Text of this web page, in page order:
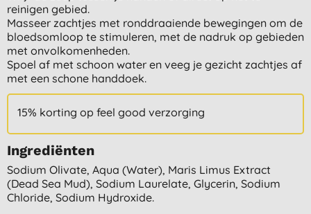
reinigen gebied.
Masseer zachtjes met ronddraaiende bewegingen om de
bloedsomloop te stimuleren, met de nadruk op gebieden
met onvolkomenheden.
Spoel af met schoon water en veeg je gezicht zachtjes af
met een schone handdoek.
15% korting op feel good verzorging
Ingrediënten
Sodium Olivate, Aqua (water), Maris Limus Extract
(dead Sea Mud), Sodium Laurelate, Glycerin, Sodium
Chloride, Sodium Hydroxide.